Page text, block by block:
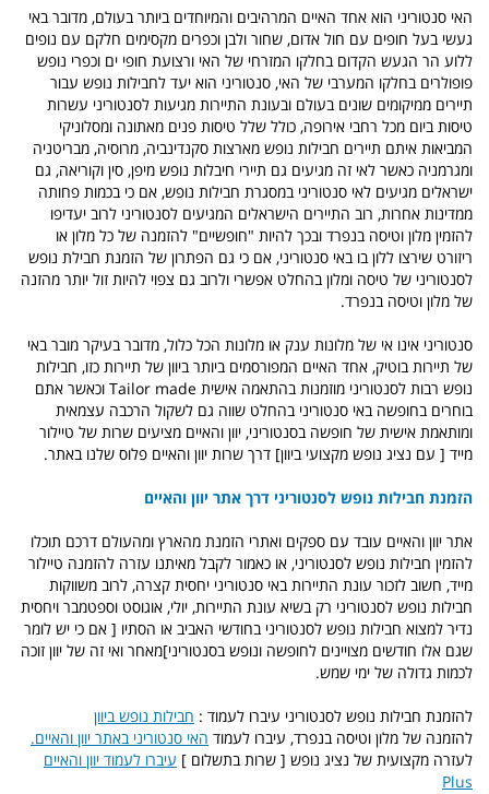
האי סנטוריני הוא אחד האיים המרהיבים והמיוחדים ביותר בעולם, מדובר באי
געשי בעל חופים עם חול אדום, שחור ולבן וכפרים מקסימים חלקם עם נופים
ללוע הר הגעש הקדום בחלקו המזרחי של האי ורצועת חופי ים וכפרי נופש
פופולרים בחלקו המערבי של האי, סנטוריני הוא יעד לחבילות נופש עבור
תיירים ממיקומים שונים בעולם ובעונת התיירות מגיעות לסנטוריני עשרות
טיסות ביום מכל רחבי אירופה, כולל שלל טיסות פנים מאתונה ומסלוניקי
המביאות איתם תיירים חבילות נופש מארצות סקנדינביה, מרוסיה, מבריטניה
ומגרמניה כאשר לאי זה מגיעים גם תיירי חיבלות נופש מיפן, סין וקוריאה, גם
ישראלים מגיעים לאי סנטוריני במסגרת חבילות נופש, אם כי בכמות פחותה
ממדינות אחרות, רוב התיירים הישראלים המגיעים לסנטוריני לרוב יעדיפו
להזמין מלון וטיסה בנפרד ובכך להיות "חופשיים" להזמנה של כל מלון או
ריזורט שירצו ללון בו באי סנטוריני, אם כי גם הפתרון של הזמנת חבילת נופש
לסנטוריני של טיסה ומלון בהחלט אפשרי ולרוב גם צפוי להיות זול יותר מהזנה
של מלון וטיסה בנפרד.
סנטוריני אינו אי של מלונות ענק או מלונות הכל כלול, מדובר בעיקר מובר באי
של תיירות בוטיק, אחד האיים המפורסמים ביותר ביוון של תיירות כזו, חבילות
נופש רבות לסנטוריני מוזמנות בהתאמה אישית Tailor made וכאשר אתם
בוחרים בחופשה באי סנטוריני בהחלט שווה גם לשקול הרכבה עצמאית
ומותאמת אישית של חופשה בסנטוריני, יוון והאיים מציעים שרות של טיילור
מייד [ עם נציג נופש מקצועי ביוון] דרך שרות יוון והאיים פלוס שלנו באתר.
הזמנת חבילות נופש לסנטוריני דרך אתר יוון והאיים
אתר יוון והאיים עובד עם ספקים ואתרי הזמנת מהארץ ומהעולם דרכם תוכלו
להזמין חבילות נופש לסנטוריני, או כאמור לקבל מאיתנו עזרה להזמנה טיילור
מייד, חשוב לזכור עונת התיירות באי סנטוריני יחסית קצרה, לרוב משווקות
חבילות נופש לסנטוריני רק בשיא עונת התיירות, יולי, אוגוסט וספטמבר ויחסית
נדיר למצוא חבילות נופש לסנטוריני בחודשי האביב או הסתיו [ אם כי יש לומר
שגם אלו חודשים מצויינים לחופשה ונופש בסנטוריני]מאחר ואי זה של יוון זוכה
לכמות גדולה של ימי שמש.
להזמנת חבילות נופש לסנטוריני עיברו לעמוד : חבילות נופש ביוון
להזמנה של מלון וטיסה בנפרד, עיברו לעמוד האי סנטוריני באתר יוון והאיים.
לעזרה מקצועית של נציג נופש [ שרות בתשלום ] עיברו לעמוד יוון והאיים
Plus